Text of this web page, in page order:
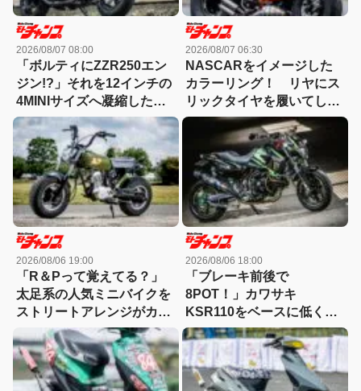
2026/08/07 08:00
「ボルティにZZR250エン
ジン!?」それを12インチの
4MINIサイズへ凝縮した異
端カスタム
2026/08/07 06:30
NASCARをイメージした
カラーリング！ リヤにス
リックタイヤを履いてしま
ったモトコンポ！
2026/08/06 19:00
「R＆Pって覚えてる？」
太足系の人気ミニバイクを
ストリートアレンジがカッ
コ良すぎる！
2026/08/06 18:00
「ブレーキ前後で
8POT！」カワサキ
KSR110をベースに低く怪
しくもっと長く！【4MINI
カスタム】